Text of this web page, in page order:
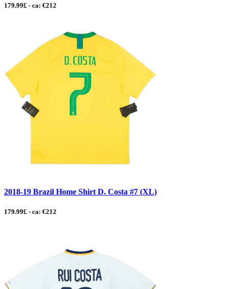
179.99£ - ca: €212
2018-19 Brazil Home Shirt D. Costa #7 (XL)
179.99£ - ca: €212